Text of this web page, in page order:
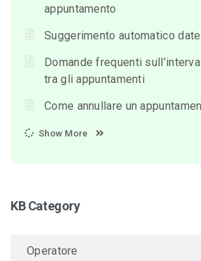
appuntamento
Suggerimento automatico
Domande frequenti
tra gli appuntamenti
Come annullare un
Show More
KB Category
Operatore